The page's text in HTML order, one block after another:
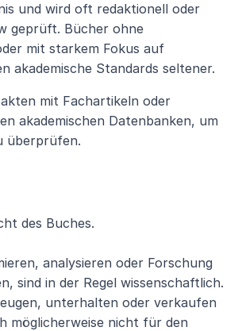
und wird oft redaktionell oder
geprüft. Bücher ohne
mit starkem Fokus auf
akademische Standards seltener.
mit Fachartikeln oder
akademischen Datenbanken, um
überprüfen.
des Buches.
analysieren oder Forschung
sind in der Regel wissenschaftlich.
unterhalten oder verkaufen
möglicherweise nicht für den